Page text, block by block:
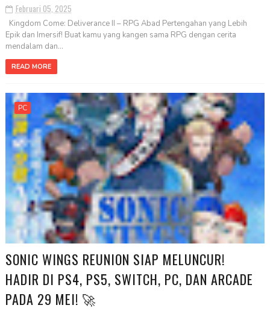
Februari 05, 2025
Kingdom Come: Deliverance II – RPG Abad Pertengahan yang Lebih
Epik dan Imersif! Buat kamu yang kangen sama RPG dengan cerita
mendalam dan...
READ MORE
PC
SONIC WINGS REUNION SIAP MELUNCUR!
HADIR DI PS4, PS5, SWITCH, PC, DAN ARCADE
PADA 29 MEI! 🚀